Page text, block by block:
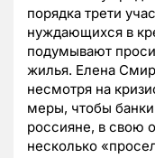
порядка трети
нуждающихся в
подумывают
жилья. Елена
несмотря на
меры, чтобы
россияне, в свою
несколько